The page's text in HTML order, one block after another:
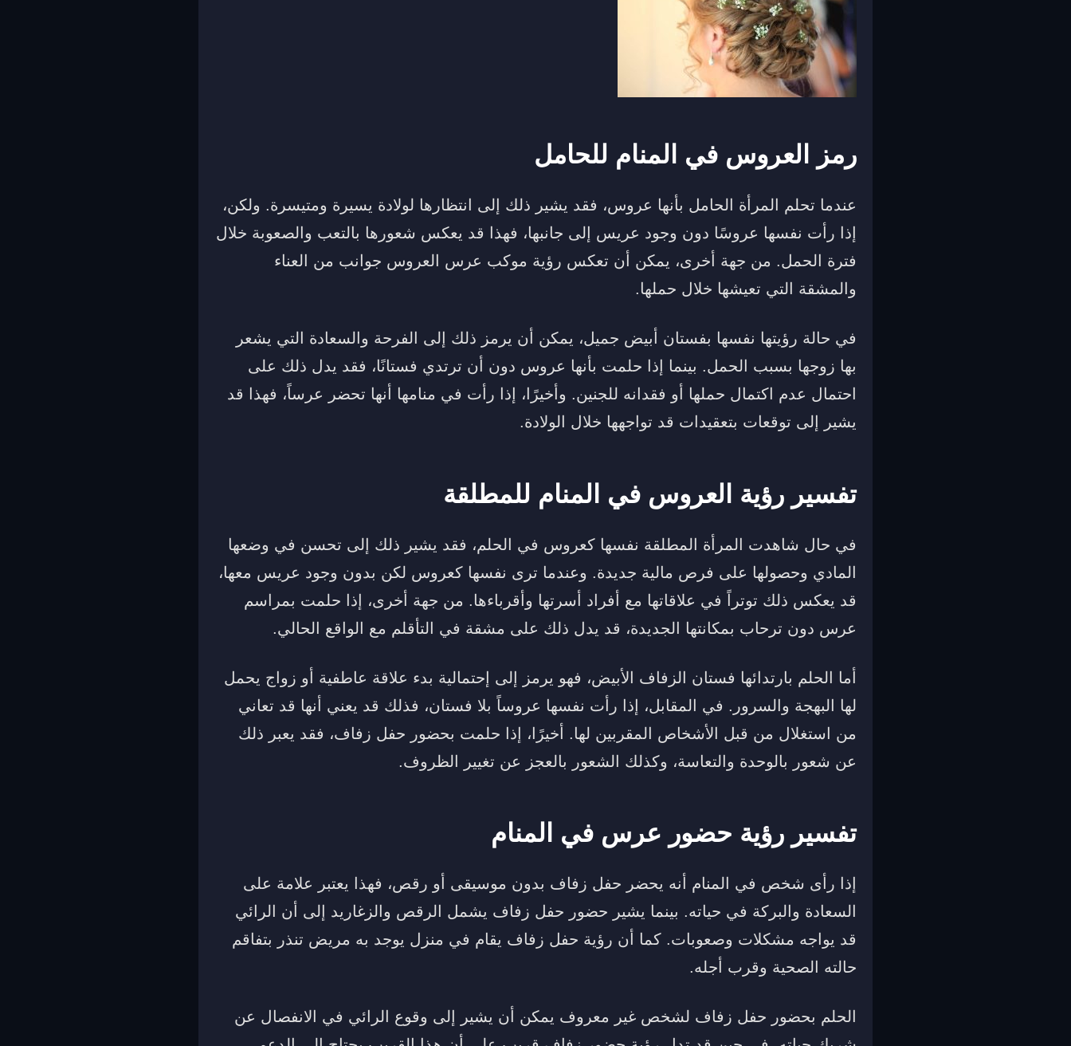
رمز العروس في المنام للحامل
عندما تحلم المرأة الحامل بأنها عروس، فقد يشير ذلك إلى انتظارها لولادة يسيرة ومتيسرة. ولكن،
إذا رأت نفسها عروسًا دون وجود عريس إلى جانبها، فهذا قد يعكس شعورها بالتعب والصعوبة خلال
فترة الحمل. من جهة أخرى، يمكن أن تعكس رؤية موكب عرس العروس جوانب من العناء
والمشقة التي تعيشها خلال حملها.
في حالة رؤيتها نفسها بفستان أبيض جميل، يمكن أن يرمز ذلك إلى الفرحة والسعادة التي يشعر
بها زوجها بسبب الحمل. بينما إذا حلمت بأنها عروس دون أن ترتدي فستانًا، فقد يدل ذلك على
احتمال عدم اكتمال حملها أو فقدانه للجنين. وأخيرًا، إذا رأت في منامها أنها تحضر عرساً، فهذا قد
يشير إلى توقعات بتعقيدات قد تواجهها خلال الولادة.
تفسير رؤية العروس في المنام للمطلقة
في حال شاهدت المرأة المطلقة نفسها كعروس في الحلم، فقد يشير ذلك إلى تحسن في وضعها
المادي وحصولها على فرص مالية جديدة. وعندما ترى نفسها كعروس لكن بدون وجود عريس معها،
قد يعكس ذلك توتراً في علاقاتها مع أفراد أسرتها وأقرباءها. من جهة أخرى، إذا حلمت بمراسم
عرس دون ترحاب بمكانتها الجديدة، قد يدل ذلك على مشقة في التأقلم مع الواقع الحالي.
أما الحلم بارتدائها فستان الزفاف الأبيض، فهو يرمز إلى إحتمالية بدء علاقة عاطفية أو زواج يحمل
لها البهجة والسرور. في المقابل، إذا رأت نفسها عروساً بلا فستان، فذلك قد يعني أنها قد تعاني
من استغلال من قبل الأشخاص المقربين لها. أخيرًا، إذا حلمت بحضور حفل زفاف، فقد يعبر ذلك
عن شعور بالوحدة والتعاسة، وكذلك الشعور بالعجز عن تغيير الظروف.
تفسير رؤية حضور عرس في المنام
إذا رأى شخص في المنام أنه يحضر حفل زفاف بدون موسيقى أو رقص، فهذا يعتبر علامة على
السعادة والبركة في حياته. بينما يشير حضور حفل زفاف يشمل الرقص والزغاريد إلى أن الرائي
قد يواجه مشكلات وصعوبات. كما أن رؤية حفل زفاف يقام في منزل يوجد به مريض تنذر بتفاقم
حالته الصحية وقرب أجله.
الحلم بحضور حفل زفاف لشخص غير معروف يمكن أن يشير إلى وقوع الرائي في الانفصال عن